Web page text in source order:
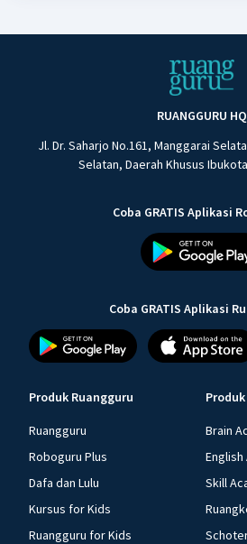
RUANGGURU HQ
Jl. Dr. Saharjo No.161, Manggarai
Selatan, Daerah Khusus
Coba GRATIS Aplikasi
Coba GRATIS Aplikasi
Produk Ruangguru
Ruangguru
Roboguru Plus
Dafa dan Lulu
Kursus for Kids
Ruangguru for Kids
Brain
Skill